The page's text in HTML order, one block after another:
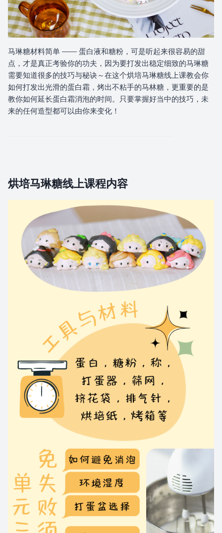
7.0 烘烤设备说明
7.1 烘烤设备说明
8.0 腮红五官绘画
8.1 腮红五官绘画
10.0 更多造型展示
10.1 更多造型展示
马琳糖材料简单 —— 蛋白液和糖粉，可是听起来很容易的甜
点，才是真正考验你的功夫，因为要打发出稳定细致的马琳糖
需要知道很多的技巧与秘诀～在这个烘培马琳糖线上课教会你
如何打发出光滑的蛋白霜，烤出不粘手的马林糖，更重要的是
教你如何延长蛋白霜消泡的时间。只要掌握好当中的技巧，未
来的任何造型都可以由你来变化！
烘培马琳糖线上课程内容